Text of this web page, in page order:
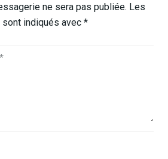
ne sera pas publiée. Les
indiqués avec *